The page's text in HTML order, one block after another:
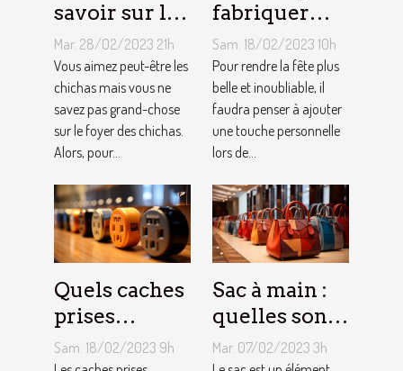
savoir sur le
foyer chicha
?
Mar. 28/02/2023 21h
Vous aimez peut-être les
chichas mais vous ne
savez pas grand-chose
sur le foyer des chichas.
Alors, pour...
fabriquer
une arche de
ballons
Sam. 18/02/2023 10h
Pour rendre la fête plus
belle et inoubliable, il
faudra penser à ajouter
une touche personnelle
lors de...
Quels caches
prises
électriques
Sam. 18/02/2023 9h
Sac à main :
quelles sont
les astuces
Mar. 07/02/2023 3h